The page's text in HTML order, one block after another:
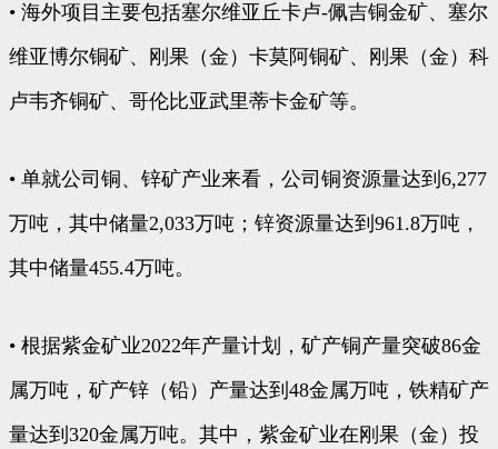
• 海外项目主要包括塞尔维亚丘卡卢-佩吉铜金矿、塞尔
维亚博尔铜矿、刚果（金）卡莫阿铜矿、刚果（金）科
卢韦齐铜矿、哥伦比亚武里蒂卡金矿等。
• 单就公司铜、锌矿产业来看，公司铜资源量达到6,277
万吨，其中储量2,033万吨；锌资源量达到961.8万吨，
其中储量455.4万吨。
• 根据紫金矿业2022年产量计划，矿产铜产量突破86金
属万吨，矿产锌（铅）产量达到48金属万吨，铁精矿产
量达到320金属万吨。其中，紫金矿业在刚果（金）投